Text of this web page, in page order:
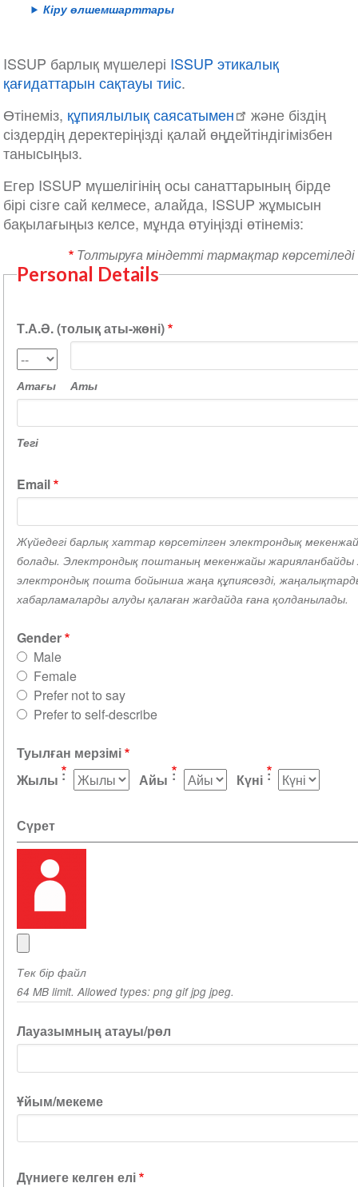
Кіру өлшемшарттары
ISSUP барлық мүшелері ISSUP этикалық
қағидаттарын сақтауы тиіс.
Өтінеміз, құпиялылық саясатымен
және біздің
сіздердің деректеріңізді қалай өңдейтіндігімізбен
танысыңыз.
Егер ISSUP мүшелігінің осы санаттарының бірде
бірі сізге сай келмесе, алайда, ISSUP жұмысын
бақылағыңыз келсе, мұнда өтуіңізді өтінеміз:
Толтыруға міндетті тармақтар көрсетіледі
Personal Details
Т.А.Ә. (толық аты-жөні)
Атағы
Атағы Аты
Тегі
Email
Жүйедегі барлық хаттар көрсетілген электрондық
болады. Электрондық поштаның мекенжайы жарияланбайды
электрондық пошта бойынша жаңа құпиясөзді,
хабарламаларды алуды қалаған жағдайда ғана қолданылады.
Gender
Male
Female
Prefer not to say
Prefer to self-describe
Туылған мерзімі
Жылы
Айы Күні
Сүрет
Тек бір файл
64 MB limit. Allowed types: png gif jpg jpeg.
Лауазымның атауы/рөл
Ұйым/мекеме
Дүниеге келген елі